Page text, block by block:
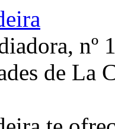
nº
de La